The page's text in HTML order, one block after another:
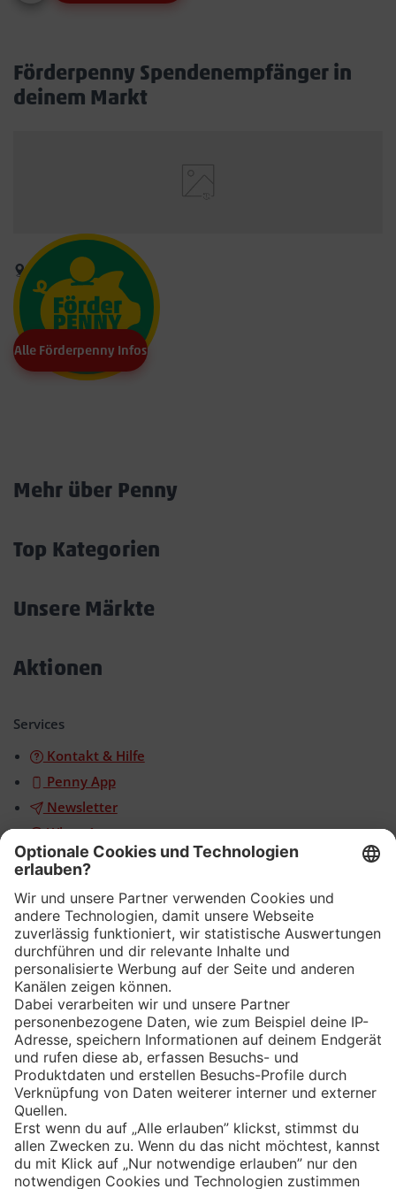
Förderpenny Spendenempfänger in
deinem Markt
Alle Förderpenny Infos
Mehr über Penny
Top Kategorien
Unsere Märkte
Aktionen
Services
Kontakt & Hilfe
Penny App
Newsletter
WhatsApp
App
Eishockey